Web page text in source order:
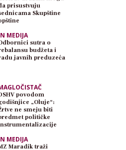
prisustvuju
Skupštine
MEDIJA
sutra o
budžeta i
javnih preduzeća
povodom
„Oluje“:
ne smeju biti
političke
MEDIJA
Maradik traži